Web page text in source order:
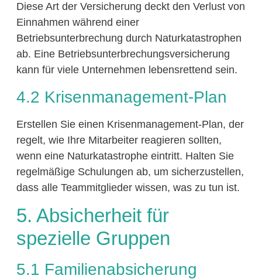
Diese Art der Versicherung deckt den Verlust von
Einnahmen während einer
Betriebsunterbrechung durch Naturkatastrophen
ab. Eine Betriebsunterbrechungsversicherung
kann für viele Unternehmen lebensrettend sein.
4.2 Krisenmanagement-Plan
Erstellen Sie einen Krisenmanagement-Plan, der
regelt, wie Ihre Mitarbeiter reagieren sollten,
wenn eine Naturkatastrophe eintritt. Halten Sie
regelmäßige Schulungen ab, um sicherzustellen,
dass alle Teammitglieder wissen, was zu tun ist.
5. Absicherheit für
spezielle Gruppen
5.1 Familienabsicherung